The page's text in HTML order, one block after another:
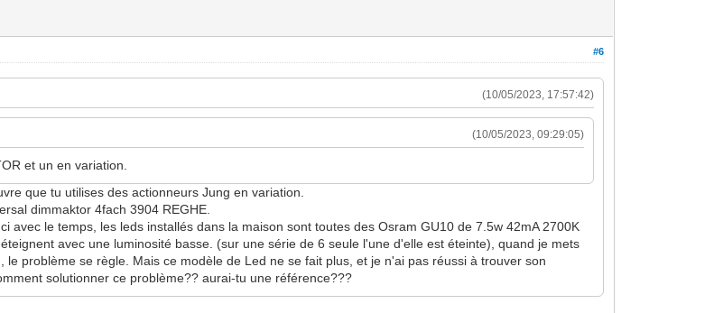
#6
(10/05/2023, 17:57:42)
(10/05/2023, 09:29:05)
et un en variation.
que tu utilises des actionneurs Jung en variation.
dimmaktor 4fach 3904 REGHE.
avec le temps, les leds installés dans la maison sont toutes des Osram GU10 de 7.5w 42mA 2700K
avec une luminosité basse. (sur une série de 6 seule l'une d'elle est éteinte), quand je mets
problème se règle. Mais ce modèle de Led ne se fait plus, et je n'ai pas réussi à trouver son
solutionner ce problème?? aurai-tu une référence???